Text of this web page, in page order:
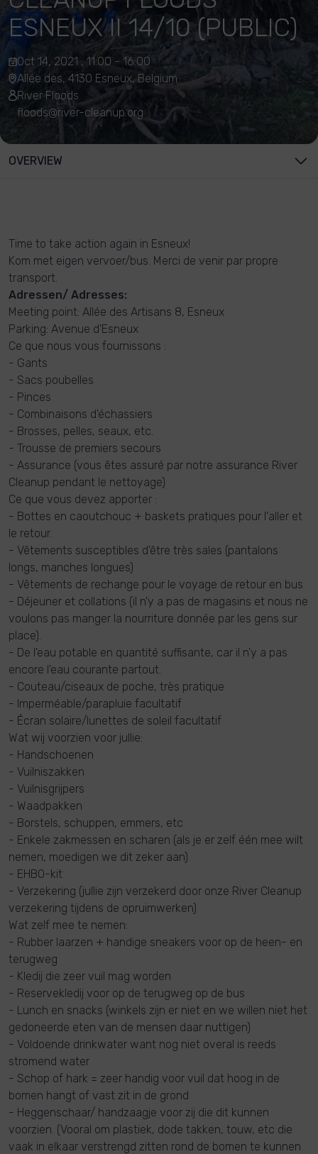
ESNEUX II 14/10 (PUBLIC)
Oct 14, 2021 , 11:00 - 16:00
Allée des, 4130 Esneux, Belgium
River Floods
floods@river-cleanup.org
OVERVIEW
Time to take action again in Esneux!
Kom met eigen vervoer/bus. Merci de venir par propre
transport.
Adressen/ Adresses:
Meeting point: Allée des Artisans 8, Esneux
Parking: Avenue d'Esneux
Ce que nous vous fournissons :
- Gants
- Sacs poubelles
- Pinces
- Combinaisons d'échassiers
- Brosses, pelles, seaux, etc.
- Trousse de premiers secours
- Assurance (vous êtes assuré par notre assurance River
Cleanup pendant le nettoyage)
Ce que vous devez apporter :
- Bottes en caoutchouc + baskets pratiques pour l'aller et
le retour.
- Vêtements susceptibles d'être très sales (pantalons
longs, manches longues)
- Vêtements de rechange pour le voyage de retour en bus
- Déjeuner et collations (il n'y a pas de magasins et nous ne
voulons pas manger la nourriture donnée par les gens sur
place).
- De l'eau potable en quantité suffisante, car il n'y a pas
encore l'eau courante partout.
- Couteau/ciseaux de poche, très pratique
- Imperméable/parapluie facultatif
- Écran solaire/lunettes de soleil facultatif
Wat wij voorzien voor jullie:
- Handschoenen
- Vuilniszakken
- Vuilnisgrijpers
- Waadpakken
- Borstels, schuppen, emmers, etc
- Enkele zakmessen en scharen (als je er zelf één mee wilt
nemen, moedigen we dit zeker aan)
- EHBO-kit
- Verzekering (jullie zijn verzekerd door onze River Cleanup
verzekering tijdens de opruimwerken)
Wat zelf mee te nemen:
- Rubber laarzen + handige sneakers voor op de heen- en
terugweg
- Kledij die zeer vuil mag worden
- Reservekledij voor op de terugweg op de bus
- Lunch en snacks (winkels zijn er niet en we willen niet het
gedoneerde eten van de mensen daar nuttigen)
- Voldoende drinkwater want nog niet overal is reeds
stromend water
- Schop of hark = zeer handig voor vuil dat hoog in de
bomen hangt of vast zit in de grond
- Heggenschaar/ handzaagje voor zij die dit kunnen
voorzien. (Vooral om plastiek, dode takken, touw, etc die
vaak in elkaar verstrengd zitten rond de bomen te kunnen